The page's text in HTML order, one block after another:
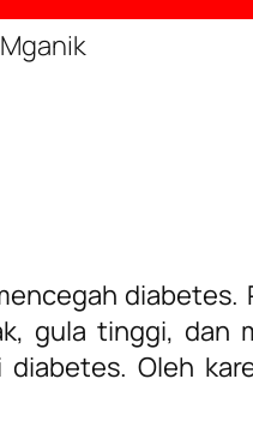
gula tinggi, dan
Oleh